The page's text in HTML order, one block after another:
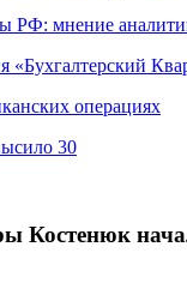
РФ: мнение
операциях
30